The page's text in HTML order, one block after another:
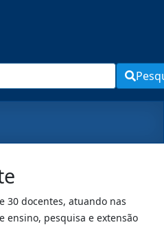
30 docentes, atuando nas
ensino, pesquisa e extensão